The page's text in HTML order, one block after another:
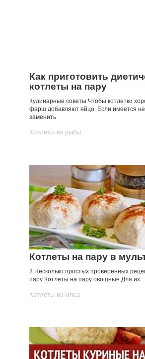
Как приготовить
котлеты на пару
Кулинарные советы Чтобы котлетки
фарш добавляют яйцо. Если имеется
заменить
Котлеты из рыбы
Котлеты на пару в
3 Несколько простых проверенных
пару Котлеты на пару овощные Для их
Котлеты из мяса